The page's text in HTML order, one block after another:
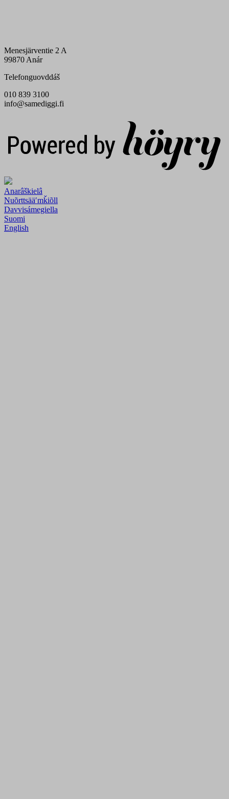
Menesjärventie 2 A
99870 Anár
Telefonguovddáš
010 839 3100
info@samediggi.fi
Anarâškielâ
Nuõrttsääʹmǩiõll
Davvisámegiella
Suomi
English